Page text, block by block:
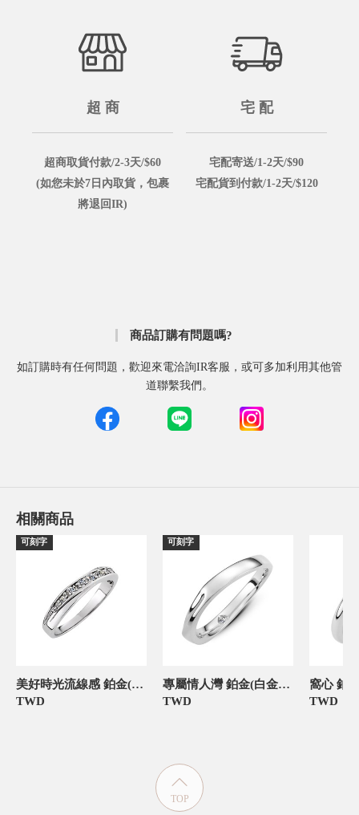
超 商
超商取貨付款/2-3天/$60
(如您未於7日內取貨，包裹
將退回IR)
宅 配
宅配寄送/1-2天/$90
宅配貨到付款/1-2天/$120
商品訂購有問題嗎?
如訂購時有任何問題，歡迎來電洽詢IR客服，或可多加利用其他管
道聯繫我們。
相關商品
可刻字
美好時光流線感 鉑金(白金)女款結婚對戒
TWD
可刻字
專屬情人灣 鉑金(白金)女款結婚對戒
TWD
TWD
TOP